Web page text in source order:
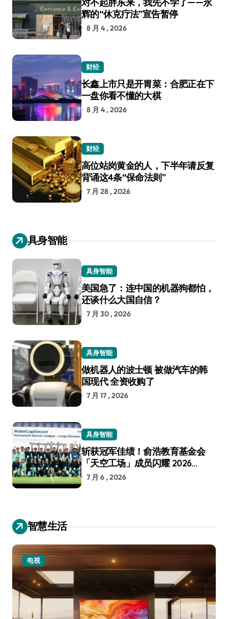
对不起胖东来，我先不学了——永
辉的“休克疗法”宣告暂停
8 月 4 , 2026
财经
长鑫上市只是开胃菜：合肥正在下
一盘你看不懂的大棋
8 月 4 , 2026
财经
高位站岗黄金的人，下半年请反复
背诵这4条“保命法则”
7 月 28 , 2026
具身智能
具身智能
美国急了：连中国的机器狗都怕，
还谈什么大国自信？
7 月 30 , 2026
具身智能
做机器人的波士顿 被做汽车的韩
国现代 全资收购了
7 月 17 , 2026
具身智能
斩获冠军佳绩！俞浩教育基金会
「天空工场」成员闪耀 2026
RoboCup 机器人世界杯
7 月 6 , 2026
智慧生活
电视